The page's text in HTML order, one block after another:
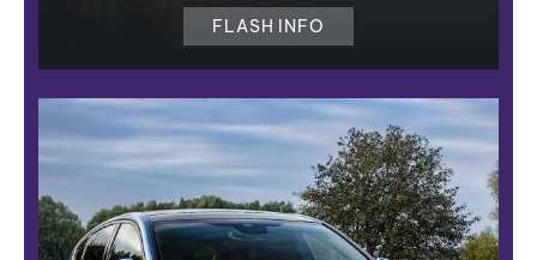
FLASH INFO